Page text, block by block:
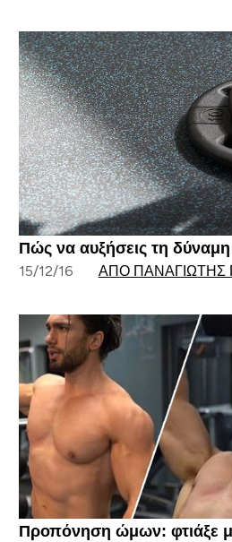
Πώς να αυξήσεις τη
15/12/16 ΑΠΌ ΠΑΝΑΓΙΏΤΗΣ
Προπόνηση ώμων: φτιάξε